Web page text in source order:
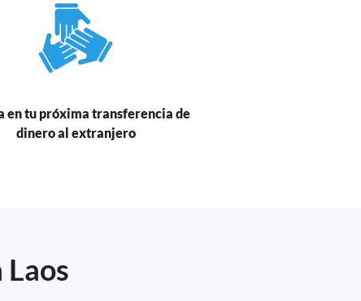
en tu próxima transferencia de
dinero al extranjero